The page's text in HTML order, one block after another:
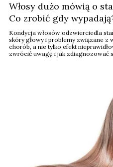
Włosy dużo mówią o
Co zrobić gdy
Kondycja włosów odzwierciedla
skóry głowy i problemy związane z
chorób, a nie tylko efekt
zwrócić uwagę i jak zdiagnozować